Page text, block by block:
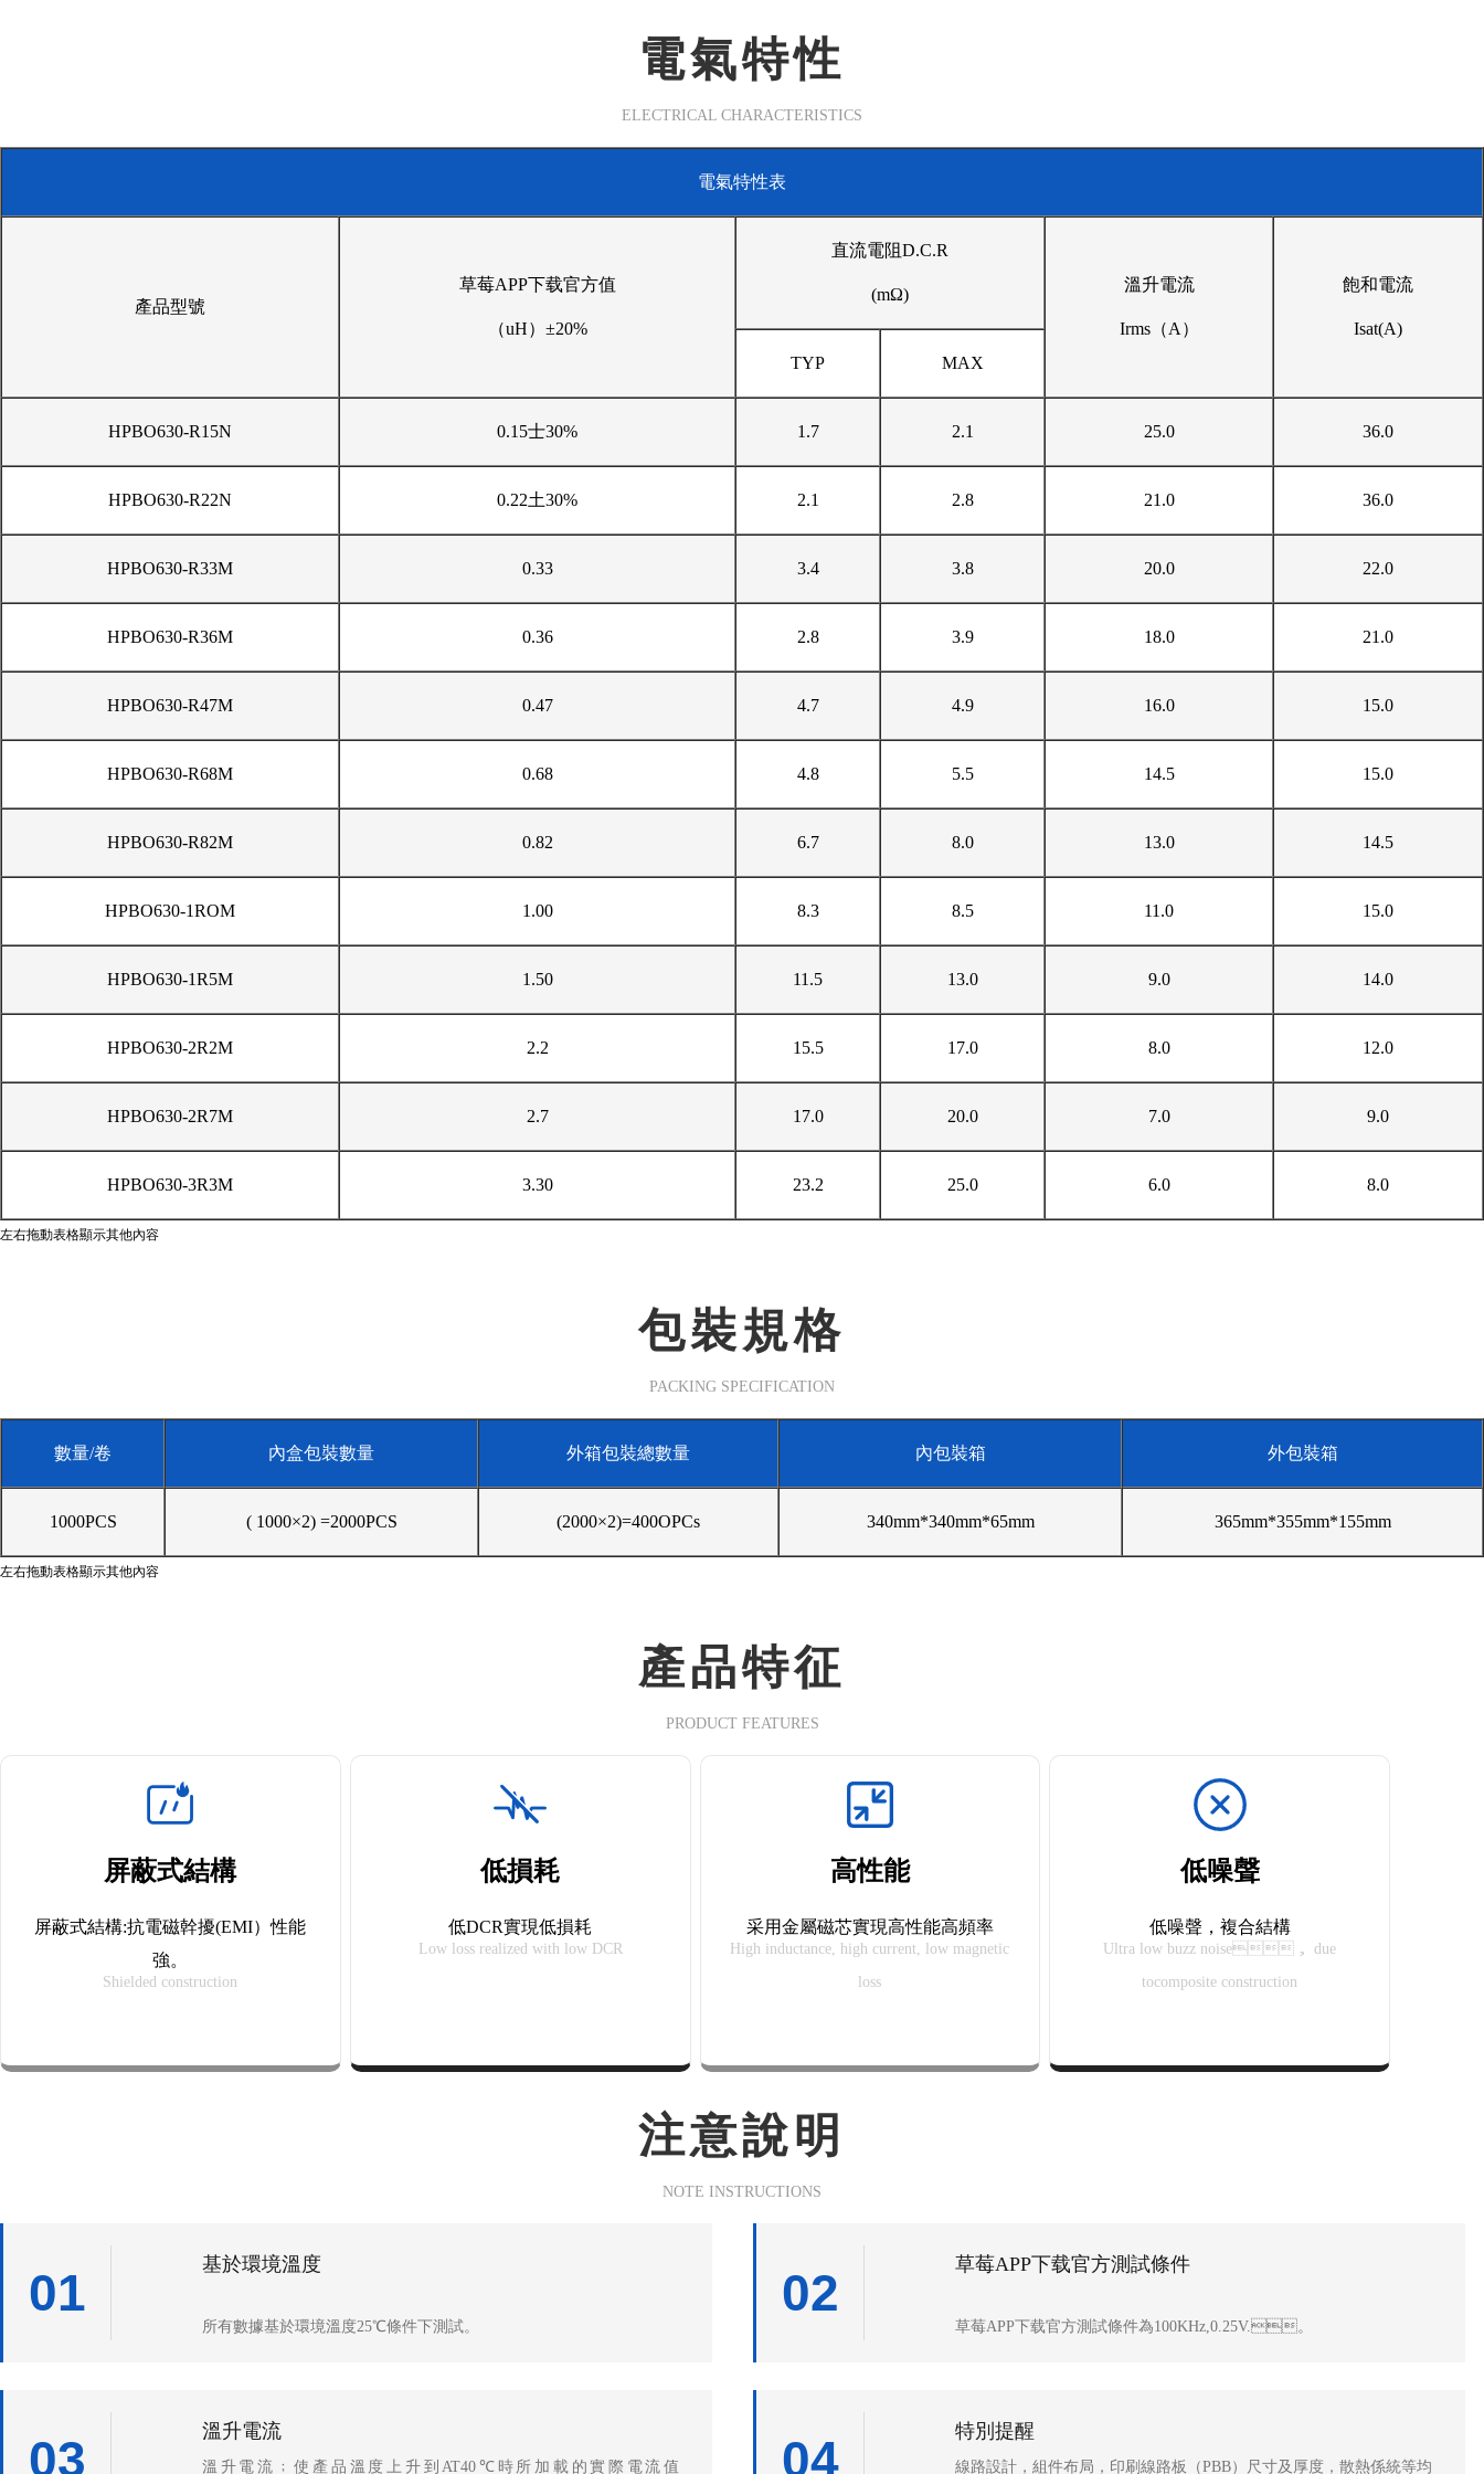
電氣特性
ELECTRICAL CHARACTERISTICS
電氣特性表
產品型號
草莓APP下载官方值
（uH）±20%
直流電阻D.C.R
(mΩ)
溫升電流
Irms（A）
飽和電流
Isat(A)
TYP
MAX
HPBO630-R15N 0.15士30% 1.7 2.1 25.0 36.0
HPBO630-R22N 0.22土30% 2.1 2.8 21.0 36.0
HPBO630-R33M 0.33 3.4 3.8 20.0 22.0
HPBO630-R36M 0.36 2.8 3.9 18.0 21.0
HPBO630-R47M 0.47 4.7 4.9 16.0 15.0
HPBO630-R68M 0.68 4.8 5.5 14.5 15.0
HPBO630-R82M 0.82 6.7 8.0 13.0 14.5
HPBO630-1ROM 1.00 8.3 8.5 11.0 15.0
HPBO630-1R5M 1.50 11.5 13.0 9.0 14.0
HPBO630-2R2M 2.2 15.5 17.0 8.0 12.0
HPBO630-2R7M 2.7 17.0 20.0 7.0 9.0
HPBO630-3R3M 3.30 23.2 25.0 6.0 8.0
左右拖動表格顯示其他內容
包裝規格
PACKING SPECIFICATION
數量/卷 內盒包裝數量 外箱包裝總數量 內包裝箱 外包裝箱
1000PCS ( 1000×2) =2000PCS (2000×2)=400OPCs 340mm*340mm*65mm 365mm*355mm*155mm
左右拖動表格顯示其他內容
產品特征
PRODUCT FEATURES
屏蔽式結構
屏蔽式結構:抗電磁幹擾(EMI）性能
強。
Shielded construction
低損耗
低DCR實現低損耗
Low loss realized with low DCR
高性能
采用金屬磁芯實現高性能高頻率
High inductance, high current, low magnetic
loss
低噪聲
低噪聲，複合結構
Ultra low buzz noise， due
tocomposite construction
注意說明
NOTE INSTRUCTIONS
01 基於環境溫度
所有數據基於環境溫度25℃條件下測試。
02 草莓APP下载官方測試條件
草莓APP下载官方測試條件為100KHz,0.25V.。
03 溫升電流
溫升電流﹔使產品溫度上升到AT40℃時所加載的實際電流值 04 特別提醒
線路設計，組件布局，印刷線路板（PBB）尺寸及厚度，散熱係統等均